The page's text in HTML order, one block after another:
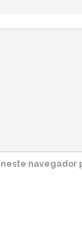
navegador